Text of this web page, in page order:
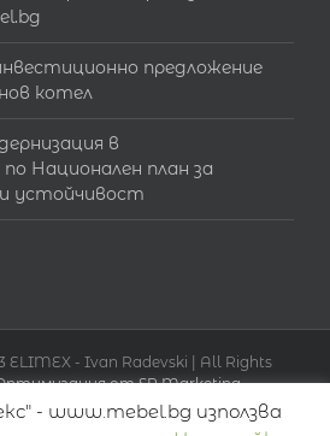
предложение
котел
в
Национален план за
устойчивост
ELIMEX - Ivan Radevski | All Rights
от SR Marketing
- www.mebel.bg използва